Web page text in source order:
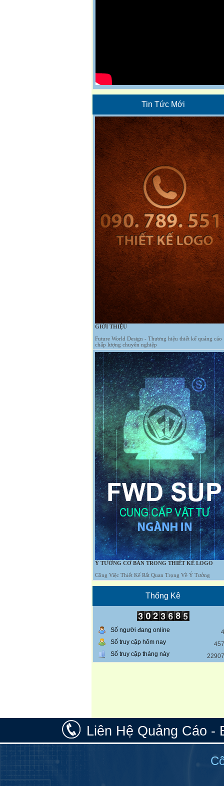
Tin Tức Mới
GIỚI THIỆU
Future World Design - Thương hiệu thiết kế quảng cáo
chấp lượng chuyên nghiệp
Ý TƯỞNG CƠ BẢN TRONG THIẾT KẾ LOGO
Công Việc Thiết Kế Rất Quan Trọng Về Ý Tưởng
Thống Kê
Số người đang online
Số truy cập hôm nay
Số truy cập tháng này
Liên Hệ Quảng Cáo -